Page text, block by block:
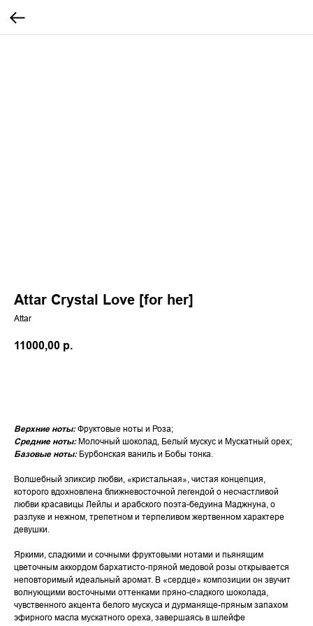
Attar Crystal Love [for her]
Attar
11000,00 р.
Верхние ноты:Фруктовые ноты и Роза;
Средние ноты:Молочный шоколад, Белый мускус и Мускатный орех;
Базовые ноты: Бурбонская ваниль и Бобы тонка.
Волшебный эликсир любви, «кристальная», чистая концепция,
которого вдохновлена ближневосточной легендой о несчастливой
любви красавицы Лейлы и арабского поэта-бедуина Маджнуна, о
разлуке и нежном, трепетном и терпеливом жертвенном характере
девушки.
Яркими, сладкими и сочными фруктовыми нотами и пьянящим
цветочным аккордом бархатисто-пряной медовой розы открывается
неповторимый идеальный аромат. В «сердце» композиции он звучит
волнующими восточными оттенками пряно-сладкого шоколада,
чувственного акцента белого мускуса и дурманяще-пряным запахом
эфирного масла мускатного ореха, завершаясь в шлейфе